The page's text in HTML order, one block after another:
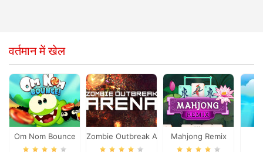
वर्तमान में खेल
Om Nom Bounce Zombie Outbreak ArenaMahjong Remix